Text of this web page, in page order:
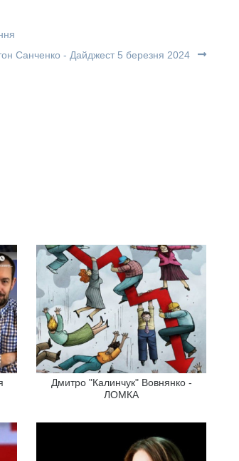
Санченко - Дайджест 5 березня 2024
Дмитро "Калинчук" Вовнянко -
ЛОМКА